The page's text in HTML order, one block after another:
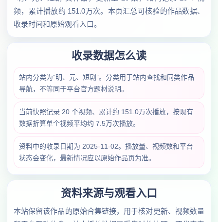
频，累计播放约 151.0万次。本页汇总可核验的作品数据、
收录时间和原始观看入口。
收录数据怎么读
站内分类为“明、元、短剧”。分类用于站内查找和同类作品
导航，不等同于平台官方题材说明。
当前快照记录 20 个视频、累计约 151.0万次播放，按现有
数据折算单个视频平均约 7.5万次播放。
资料中的收录日期为 2025-11-02。播放量、视频数和平台
状态会变化，最新情况应以原始作品页为准。
资料来源与观看入口
本站保留该作品的原始合集链接，用于核对更新、视频数量